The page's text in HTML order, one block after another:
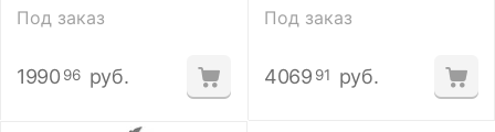
Под заказ
1990 96 руб.
Под заказ
4069 91 руб.